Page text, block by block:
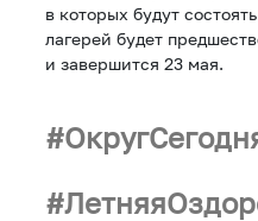
в которых будут
лагерей будет
и завершится 23 мая.